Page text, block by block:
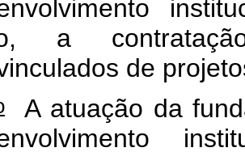
a
de
A atuação da